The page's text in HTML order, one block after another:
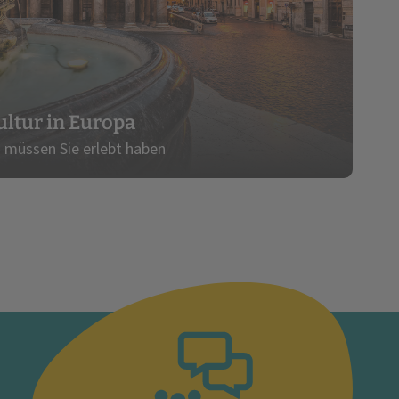
in Europa
Sie erlebt haben